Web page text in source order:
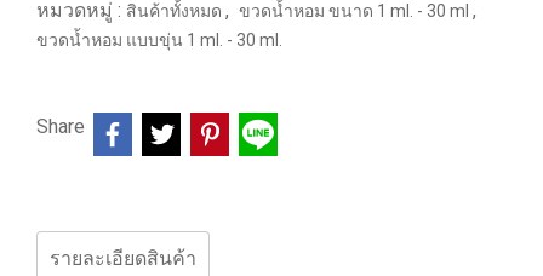
หมวดหมู่ : สินค้าทั้งหมด , ขวดน้ำหอม ขนาด 1 ml. - 30 ml ,
ขวดน้ำหอม แบบขุ่น 1 ml. - 30 ml.
Share
รายละเอียดสินค้า